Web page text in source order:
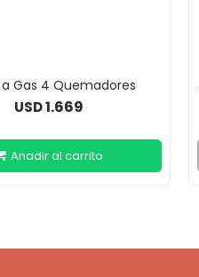
Gas 4 Quemadores
USD1.669